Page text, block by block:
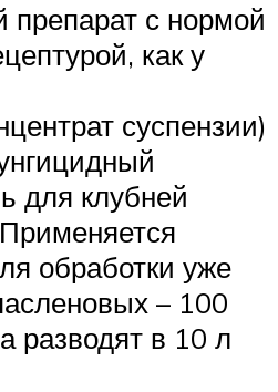
препарат с нормой
как у
суспензии)
для клубней
обработки уже
– 100
разводят в 10 л